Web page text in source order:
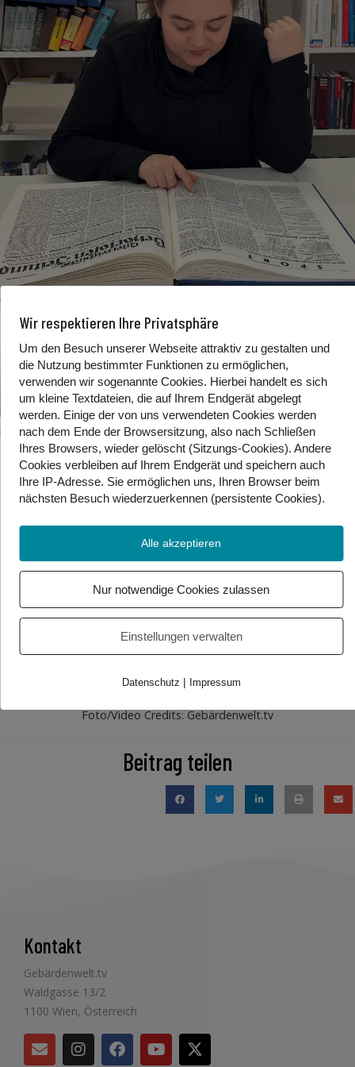
14. Februar 2026
Liebe und Dating ohne Internet?
Wie findet man die große Liebe? Im Jahr
1948 hat es definitiv anders funktioniert!
Schreib uns gerne, wie du deinen
Lieblingsmenschen gefunden hast!
*Alternativlink zum Video:YouTube
Foto/Video Credits: Gebärdenwelt.tv
Beitrag teilen
Kontakt
Gebärdenwelt.tv
Waldgasse 13/2
1100 Wien, Österreich
Wir respektieren Ihre Privatsphäre
Um den Besuch unserer Webseite attraktiv zu gestalten und
die Nutzung bestimmter Funktionen zu ermöglichen,
verwenden wir sogenannte Cookies. Hierbei handelt es sich
um kleine Textdateien, die auf Ihrem Endgerät abgelegt
werden. Einige der von uns verwendeten Cookies werden
nach dem Ende der Browsersitzung, also nach Schließen
Ihres Browsers, wieder gelöscht (Sitzungs-Cookies). Andere
Cookies verbleiben auf Ihrem Endgerät und speichern auch
Ihre IP-Adresse. Sie ermöglichen uns, Ihren Browser beim
nächsten Besuch wiederzuerkennen (persistente Cookies).
Alle akzeptieren
Nur notwendige Cookies zulassen
Einstellungen verwalten
Datenschutz | Impressum